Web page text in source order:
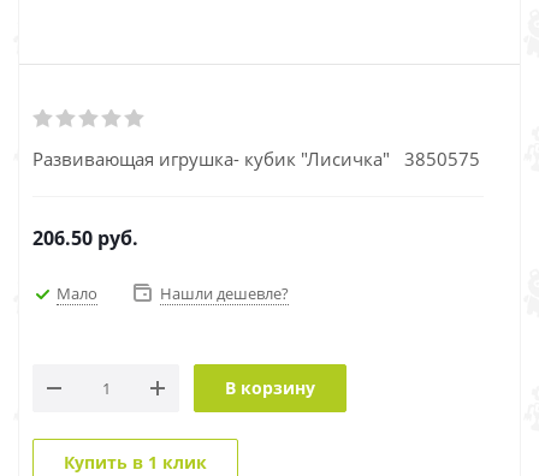
Развивающая игрушка- кубик "Лисичка" 3850575
206.50 руб.
Мало Нашли дешевле?
В корзину
Купить в 1 клик